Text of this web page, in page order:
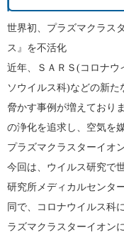
世界初、プラズマクラス
ス』を不活化
近年、ＳＡＲＳ(コロナウ
ソウイルス科)などの新
脅かす事例が増えており
の浄化を追求し、空気を
プラズマクラスターイオ
今回は、ウイルス研究で
研究所メディカルセンタ
同で、コロナウイルス科
ラズマクラスターイオン